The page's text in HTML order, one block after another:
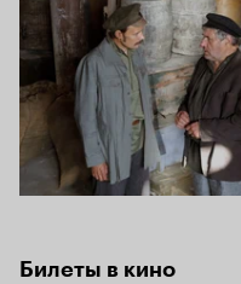
Билеты в кино